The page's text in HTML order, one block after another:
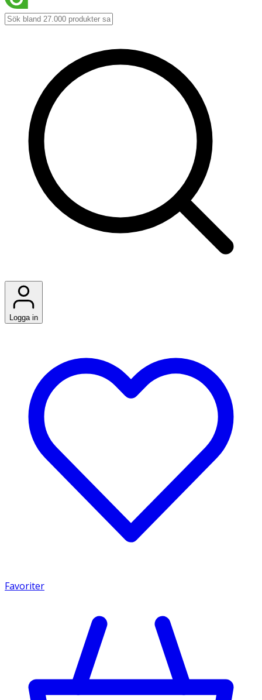
Logga in
Favoriter